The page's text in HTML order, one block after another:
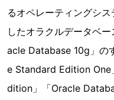
るオペレーティングシ
したオラクルデータベ
acle Database 10g」の
e Standard Edition
dition」「Oracle